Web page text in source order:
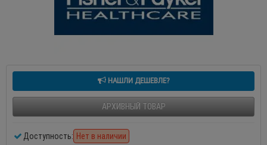
НАШЛИ ДЕШЕВЛЕ?
АРХИВНЫЙ ТОВАР
Доступность: Нет в наличии